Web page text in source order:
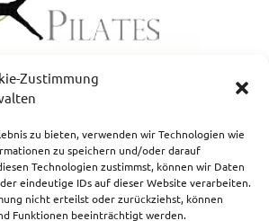
Zustimmung
zu bieten, verwenden wir Technologien wie
zu speichern und/oder darauf
Technologien zustimmst, können wir Daten
eindeutige IDs auf dieser Website verarbeiten.
nicht erteilst oder zurückziehst, können
Funktionen beeinträchtigt werden.